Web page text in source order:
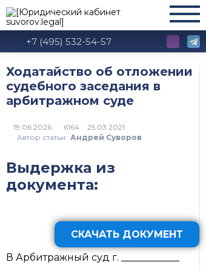
+7 (495) 532-54-57
Ходатайство об отложении
судебного заседания в
арбитражном суде
6164
Автор статьи: Андрей Суворов
Выдержка из
документа:
СКАЧАТЬ ДОКУМЕНТ
В Арбитражный суд г. ____________